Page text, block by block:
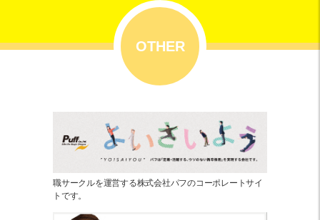
OTHER
職サークルを運営する株式会社パフのコーポレートサイ
トです。